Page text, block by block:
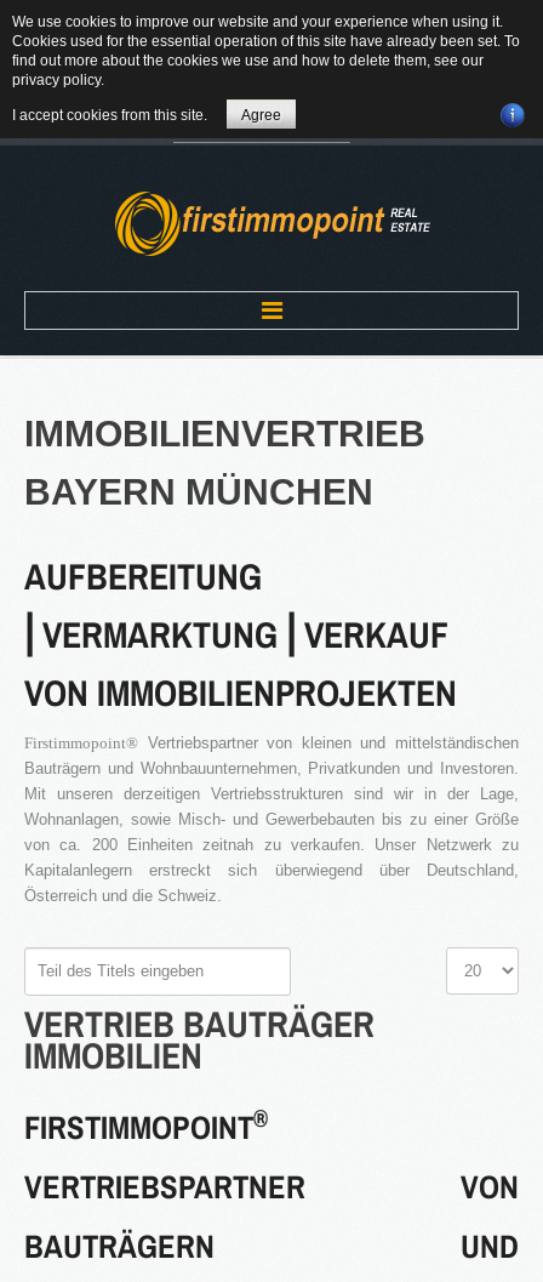
84184 Tiefenbach - Am Winkl 6
MAIL
ÜBER UNS
Firstimmopoint®ist eine Vertriebsorganisation für den Verkauf von
Immobilien. Als Partner von Bauträgern, Wohnbaugesellschaften
und Privatleuten organisieren wir den Verkauf von Wohnungen und
WEITERLESEN
GEWINNBRINGENDE
IDEEN FÜR DEN
IMMOBILIENVERKAUF
16.SEPT.2016
in Bearbeitung...
IMMOBILIENVERTRIEB
BAYERN MÜNCHEN
AUFBEREITUNG
⎜VERMARKTUNG ⎜VERKAUF
VON IMMOBILIENPROJEKTEN
Firstimmopoint® Vertriebspartner von kleinen und mittelständischen
Bauträgern und Wohnbauunternehmen, Privatkunden und Investoren.
Mit unseren derzeitigen Vertriebsstrukturen sind wir in der Lage,
Wohnanlagen, sowie Misch- und Gewerbebauten bis zu einer Größe
von ca. 200 Einheiten zeitnah zu verkaufen. Unser Netzwerk zu
Kapitalanlegern erstreckt sich überwiegend über Deutschland,
Österreich und die Schweiz.
Titels
eingeben
VERTRIEB BAUTRÄGER
IMMOBILIEN
FIRSTIMMOPOINT®
VERTRIEBSPARTNER VON
BAUTRÄGERN UND
We use cookies to improve our website and your experience when using it.
Cookies used for the essential operation of this site have already been set. To
find out more about the cookies we use and how to delete them, see our
privacy policy.
I accept cookies from this site. Agree